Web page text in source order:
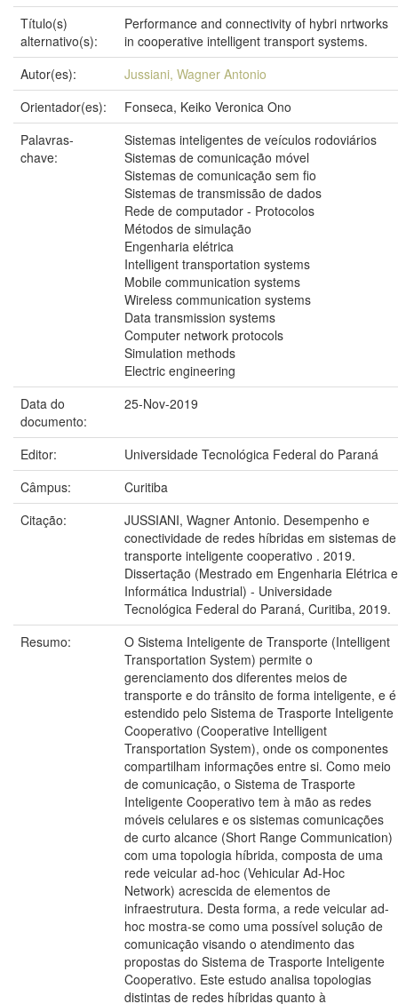
Título(s)
alternativo(s):
Performance and connectivity of hybri nrtworks
in cooperative intelligent transport systems.
Autor(es):
Jussiani, Wagner Antonio
Orientador(es):
Fonseca, Keiko Veronica Ono
Palavras-
chave:
Sistemas inteligentes de veículos rodoviários
Sistemas de comunicação móvel
Sistemas de comunicação sem fio
Sistemas de transmissão de dados
Rede de computador - Protocolos
Métodos de simulação
Engenharia elétrica
Intelligent transportation systems
Mobile communication systems
Wireless communication systems
Data transmission systems
Computer network protocols
Simulation methods
Electric engineering
Data do
documento:
25-Nov-2019
Editor:
Universidade Tecnológica Federal do Paraná
Câmpus:
Curitiba
Citação:
JUSSIANI, Wagner Antonio. Desempenho e
conectividade de redes híbridas em sistemas de
transporte inteligente cooperativo . 2019.
Dissertação (Mestrado em Engenharia Elétrica e
Informática Industrial) - Universidade
Tecnológica Federal do Paraná, Curitiba, 2019.
Resumo:
O Sistema Inteligente de Transporte (Intelligent
Transportation System) permite o
gerenciamento dos diferentes meios de
transporte e do trânsito de forma inteligente, e é
estendido pelo Sistema de Trasporte Inteligente
Cooperativo (Cooperative Intelligent
Transportation System), onde os componentes
compartilham informações entre si. Como meio
de comunicação, o Sistema de Trasporte
Inteligente Cooperativo tem à mão as redes
móveis celulares e os sistemas comunicações
de curto alcance (Short Range Communication)
com uma topologia híbrida, composta de uma
rede veicular ad-hoc (Vehicular Ad-Hoc
Network) acrescida de elementos de
infraestrutura. Desta forma, a rede veicular ad-
hoc mostra-se como uma possível solução de
comunicação visando o atendimento das
propostas do Sistema de Trasporte Inteligente
Cooperativo. Este estudo analisa topologias
distintas de redes híbridas quanto à